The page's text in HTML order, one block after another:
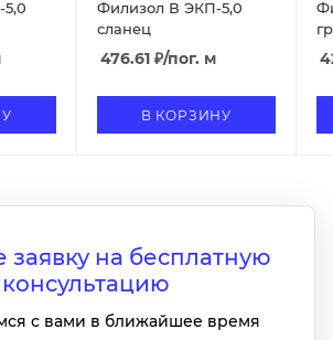
Филизол В ЭКП-5,0
сланец
476.61 ₽/пог. м
В КОРЗИНУ
заявку на бесплатную
консультацию
с вами в ближайшее время